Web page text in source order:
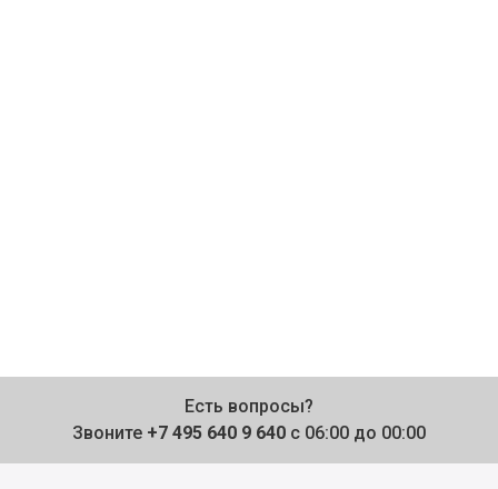
Есть вопросы?
Звоните +7 495 640 9 640 с 06:00 до 00:00